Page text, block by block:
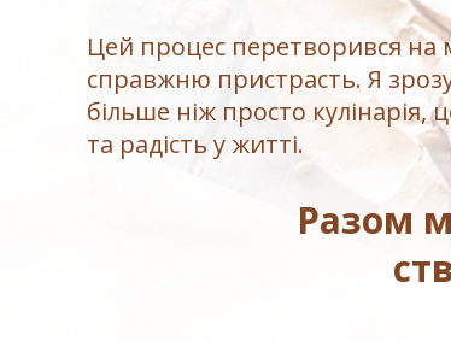
Цей процес перетворився на
справжню пристрасть. Я
більше ніж просто кулінарія,
та радість у житті.
Разом